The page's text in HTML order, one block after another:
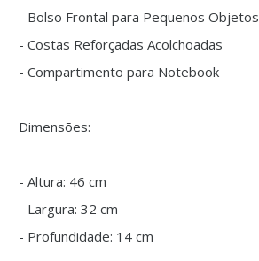
- Bolso Frontal para Pequenos Objetos
- Costas Reforçadas Acolchoadas
- Compartimento para Notebook
Dimensões:
- Altura: 46 cm
- Largura: 32 cm
- Profundidade: 14 cm